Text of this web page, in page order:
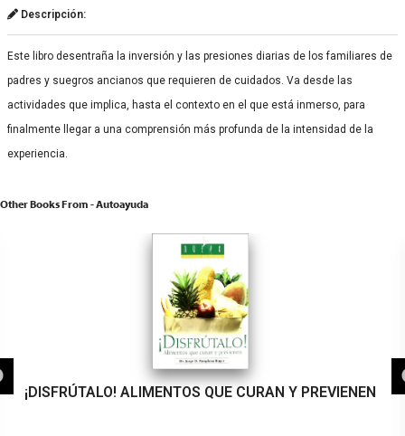
Descripción:
Este libro desentraña la inversión y las presiones diarias de los familiares de
padres y suegros ancianos que requieren de cuidados. Va desde las
actividades que implica, hasta el contexto en el que está inmerso, para
finalmente llegar a una comprensión más profunda de la intensidad de la
experiencia.
Other Books From - Autoayuda
¡DISFRÚTALO! ALIMENTOS QUE CURAN Y PREVIENEN